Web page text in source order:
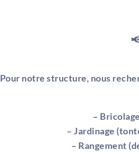
Pour notre structure, nous
–
– Jardinage
– Rangement